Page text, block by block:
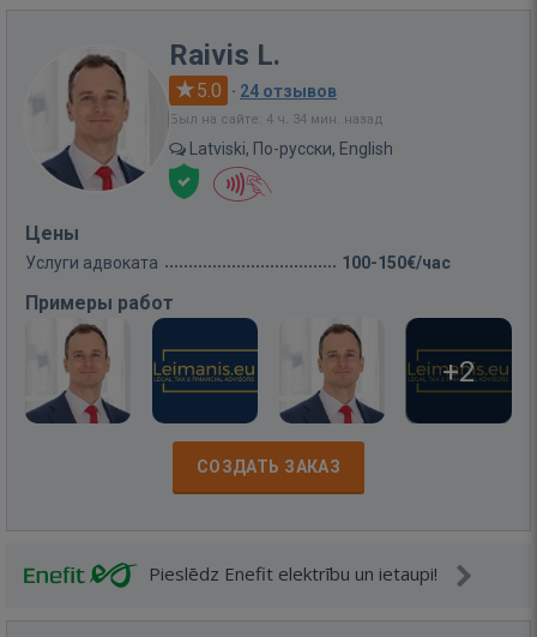
Raivis L.
5.0 · 24 отзывов
Был на сайте: 4 ч. 34 мин. назад
Latviski, По-русски, English
Цены
Услуги адвоката 100-150€/час
Примеры работ
+2
СОЗДАТЬ ЗАКАЗ
Pieslēdz Enefit elektrību un ietaupi!